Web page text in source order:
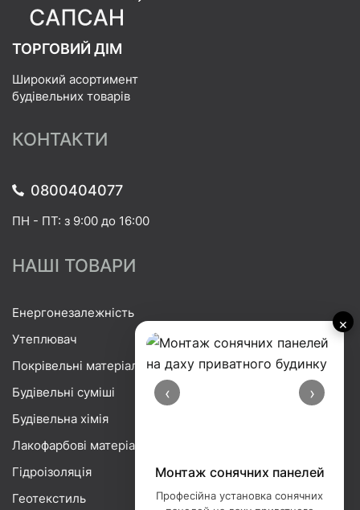
×
‹ ›
Монтаж сонячних панелей
Професійна установка сонячних
ТОРГОВИЙ ДІМ
Широкий асортимент
будівельних товарів
КОНТАКТИ
0800404077
ПН - ПТ: з 9:00 до 16:00
НАШІ ТОВАРИ
Енергонезалежність
Утеплювач
Покрівельні матеріали
Будівельні суміші
Будівельна хімія
Лакофарбові матеріали
Гідроізоляція
Геотекстиль